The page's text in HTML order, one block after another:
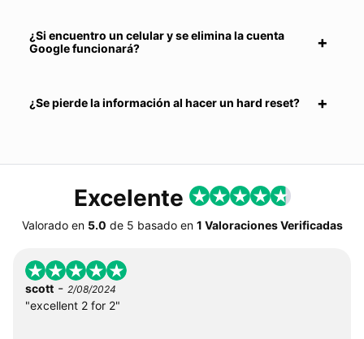
¿Si encuentro un celular y se elimina la cuenta
Google funcionará?
¿Se pierde la información al hacer un hard reset?
Excelente
Valorado en 5.0 de 5 basado en 1 Valoraciones Verificadas
scott - 2/08/2024
"excellent 2 for 2"